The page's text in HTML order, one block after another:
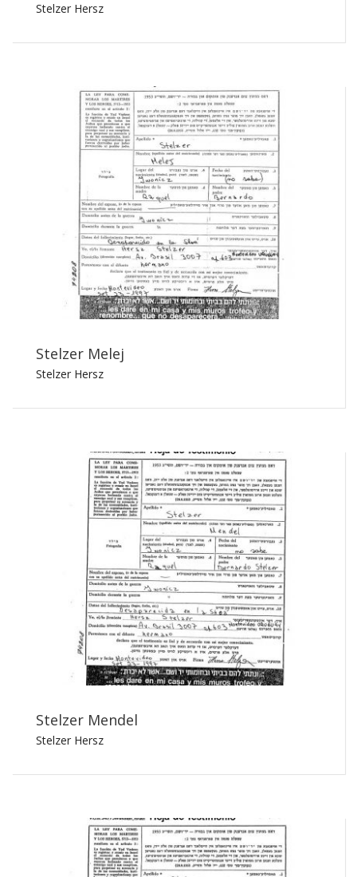
Stelzer Hersz
Stelzer Melej
Stelzer Hersz
Stelzer Mendel
Stelzer Hersz